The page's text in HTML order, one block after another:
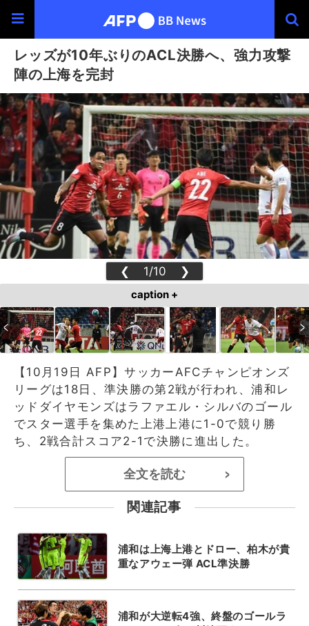
レッズが10年ぶりのACL決勝へ、強力攻撃
陣の上海を完封
❮ 1/10 ❯
caption +
【10月19日 AFP】サッカーAFCチャンピオンズ
リーグは18日、準決勝の第2戦が行われ、浦和レ
ッドダイヤモンズはラファエル・シルバのゴール
でスター選手を集めた上港上港に1-0で競り勝
ち、2戦合計スコア2-1で決勝に進出した。
全文を読む >
関連記事
浦和は上海上港とドロー、柏木が貴
重なアウェー弾 ACL準決勝
浦和が大逆転4強、終盤のゴールラ